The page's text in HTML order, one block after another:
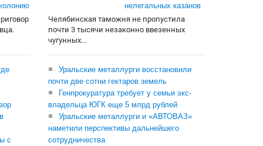
с
нелегальных казанов
Челябинская таможня не пропустила
почти 3 тысячи незаконно ввезенных
чугунных...
Уральские металлурги восстановили
почти две сотни гектаров земель
Генпрокуратура требует у семьи экс-
владельца ЮГК еще 5 млрд рублей
Уральские металлурги и «АВТОВАЗ»
наметили перспективы дальнейшего
сотрудничества